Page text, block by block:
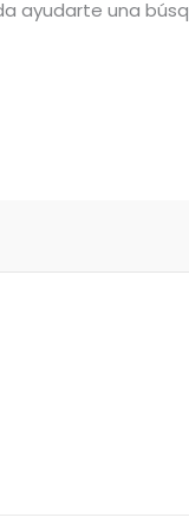
ayudarte una